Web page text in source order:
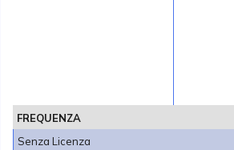
FREQUENZA
Senza Licenza